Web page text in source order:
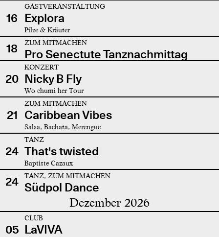
16
GASTVERANSTALTUNG
Explora
Pilze & Kräuter
18 ZUM MITMACHEN
Pro Senectute Tanznachmittag
20
KONZERT
Nicky B Fly
Wo chumi her Tour
21
ZUM MITMACHEN
Caribbean Vibes
Salsa, Bachata, Merengue
24
TANZ
That's twisted
Baptiste Cazaux
24 TANZ, ZUM MITMACHEN
Südpol Dance
Dezember 2026
05
CLUB
LaVIVA